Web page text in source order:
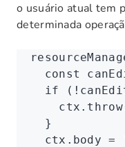
o usuário atual tem
determinada
  const
  if
( !
    ctx
.throw
  }
  ctx
.body =